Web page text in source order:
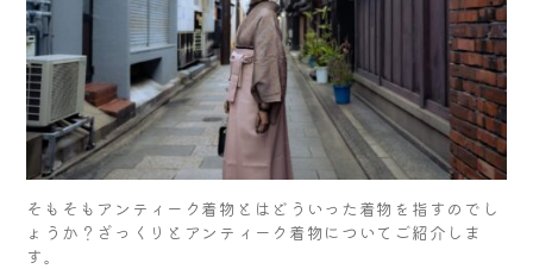
そもそもアンティーク着物とはどういった着物を指すのでし
ょうか？ざっくりとアンティーク着物についてご紹介しま
す。